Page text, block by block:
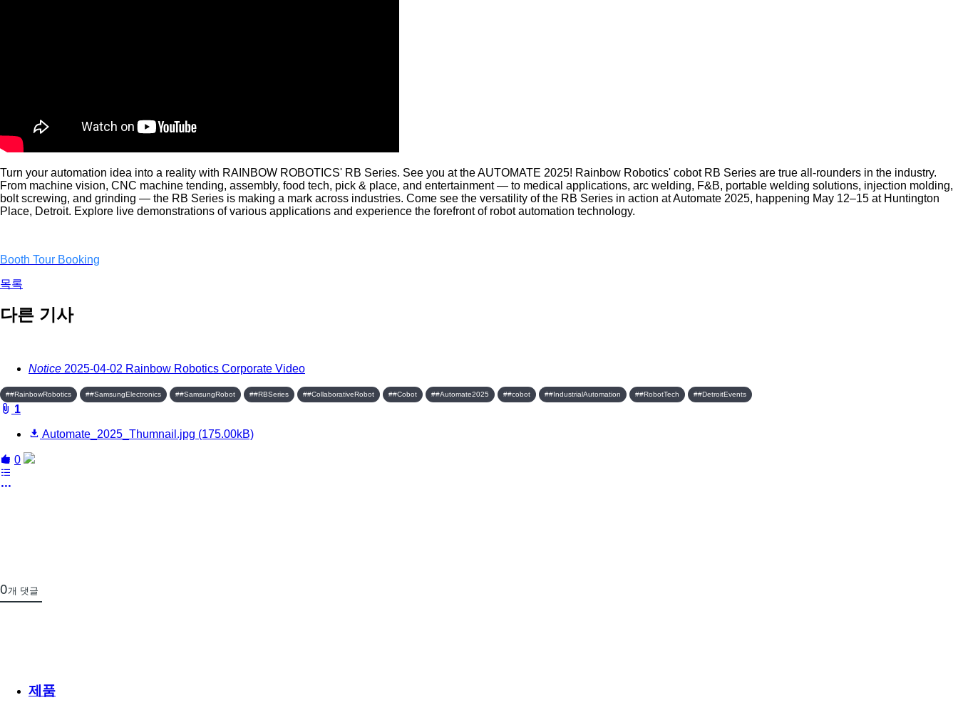
Turn your automation idea into a reality with RAINBOW ROBOTICS' RB Series. See you at the AUTOMATE 2025! Rainbow Robotics' cobot RB Series are true all-rounders in the industry.
From machine vision, CNC machine tending, assembly, food tech, pick & place, and entertainment — to medical applications, arc welding, F&B, portable welding solutions, injection molding,
bolt screwing, and grinding — the RB Series is making a mark across industries. Come see the versatility of the RB Series in action at Automate 2025, happening May 12–15 at Huntington
Place, Detroit. Explore live demonstrations of various applications and experience the forefront of robot automation technology.
Booth Tour Booking
목록
다른 기사
Notice 2025-04-02 Rainbow Robotics Corporate Video
##RainbowRobotics ##SamsungElectronics ##SamsungRobot ##RBSeries ##CollaborativeRobot ##Cobot ##Automate2025 ##cobot ##IndustrialAutomation ##RobotTech ##DetroitEvents
board::fileAttachedList
1
Automate_2025_Thumnail.jpg (175.00kB)
board::like
0
share
0개 댓글
제품